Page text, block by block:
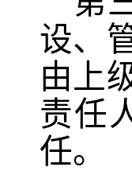
设、
由上
责任
任。